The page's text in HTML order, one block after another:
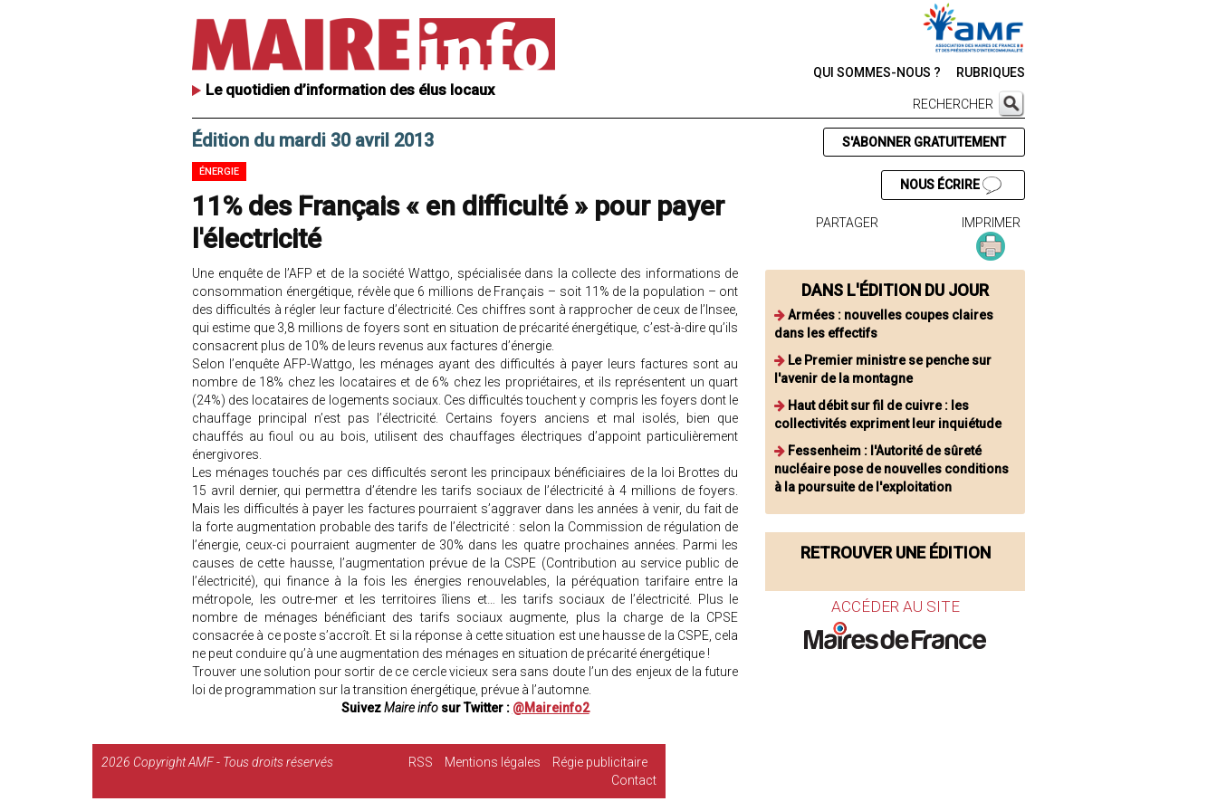
Le quotidien d’information des élus locaux
QUI SOMMES-NOUS ? RUBRIQUES
RECHERCHER
Édition du mardi 30 avril 2013
ÉNERGIE
11% des Français « en difficulté » pour payer
l'électricité
Une enquête de l’AFP et de la société Wattgo, spécialisée dans la collecte des informations de
consommation énergétique, révèle que 6 millions de Français – soit 11% de la population – ont
des difficultés à régler leur facture d’électricité. Ces chiffres sont à rapprocher de ceux de l’Insee,
qui estime que 3,8 millions de foyers sont en situation de précarité énergétique, c’est-à-dire qu’ils
consacrent plus de 10% de leurs revenus aux factures d’énergie.
Selon l’enquête AFP-Wattgo, les ménages ayant des difficultés à payer leurs factures sont au
nombre de 18% chez les locataires et de 6% chez les propriétaires, et ils représentent un quart
(24%) des locataires de logements sociaux. Ces difficultés touchent y compris les foyers dont le
chauffage principal n’est pas l’électricité. Certains foyers anciens et mal isolés, bien que
chauffés au fioul ou au bois, utilisent des chauffages électriques d’appoint particulièrement
énergivores.
Les ménages touchés par ces difficultés seront les principaux bénéficiaires de la loi Brottes du
15 avril dernier, qui permettra d’étendre les tarifs sociaux de l’électricité à 4 millions de foyers.
Mais les difficultés à payer les factures pourraient s’aggraver dans les années à venir, du fait de
la forte augmentation probable des tarifs de l’électricité : selon la Commission de régulation de
l’énergie, ceux-ci pourraient augmenter de 30% dans les quatre prochaines années. Parmi les
causes de cette hausse, l’augmentation prévue de la CSPE (Contribution au service public de
l’électricité), qui finance à la fois les énergies renouvelables, la péréquation tarifaire entre la
métropole, les outre-mer et les territoires îliens et… les tarifs sociaux de l’électricité. Plus le
nombre de ménages bénéficiant des tarifs sociaux augmente, plus la charge de la CPSE
consacrée à ce poste s’accroît. Et si la réponse à cette situation est une hausse de la CSPE, cela
ne peut conduire qu’à une augmentation des ménages en situation de précarité énergétique !
Trouver une solution pour sortir de ce cercle vicieux sera sans doute l’un des enjeux de la future
loi de programmation sur la transition énergétique, prévue à l’automne.
SuivezMaire infosur Twitter : @Maireinfo2
S'ABONNER GRATUITEMENT
NOUS ÉCRIRE
PARTAGER IMPRIMER
DANS L'ÉDITION DU JOUR
Armées : nouvelles coupes claires
dans les effectifs
Le Premier ministre se penche sur
l'avenir de la montagne
Haut débit sur fil de cuivre : les
collectivités expriment leur inquiétude
Fessenheim : l'Autorité de sûreté
nucléaire pose de nouvelles conditions
à la poursuite de l'exploitation
RETROUVER UNE ÉDITION
ACCÉDER AU SITE
2026 Copyright AMF - Tous droits réservés RSS Mentions légales
Régie publicitaire
Contact